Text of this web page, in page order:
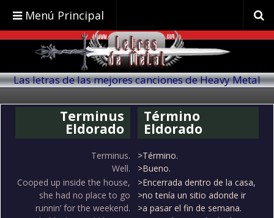
Menú Principal
Las letras de las mejores canciones de Heavy Metal
Terminus
Eldorado
Término
Eldorado
Terminus.
Well.
>Término.
>Bueno.
Cooped up inside the house,
she had no place to go
runnin’ for the weekend.
>Encerrada dentro de la casa,
>no tenía un sitio adonde ir
>a pasar el fin de semana.